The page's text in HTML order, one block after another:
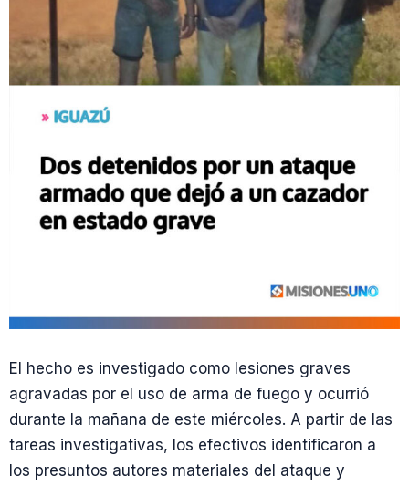
El hecho es investigado como lesiones graves
agravadas por el uso de arma de fuego y ocurrió
durante la mañana de este miércoles. A partir de las
tareas investigativas, los efectivos identificaron a
los presuntos autores materiales del ataque y